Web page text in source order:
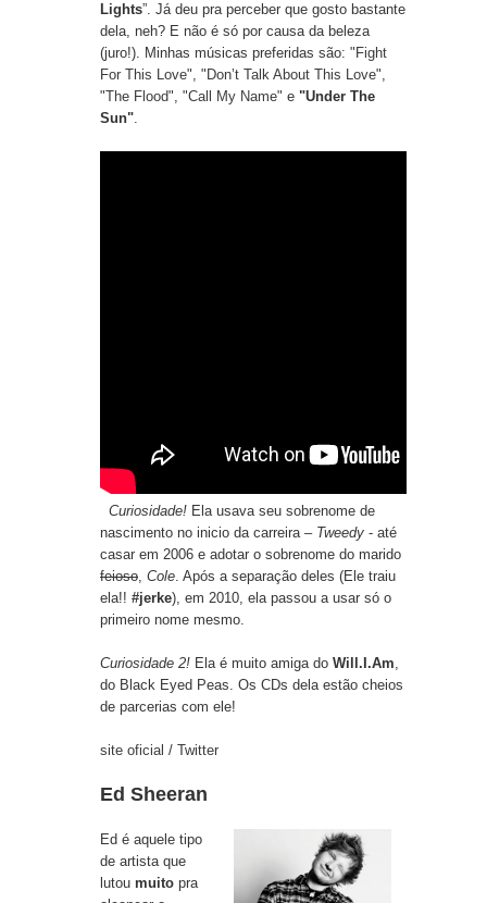
Lights”. Já deu pra perceber que gosto bastante
dela, neh? E não é só por causa da beleza
(juro!). Minhas músicas preferidas são: "Fight
For This Love", " Don’t Talk About This Love",
"The Flood", "Call My Name" e "Under The
Sun".
Curiosidade! Ela usava seu sobrenome de
nascimento no inicio da carreira – Tweedy - até
casar em 2006 e adotar o sobrenome do marido
feioso, Cole. Após a separação deles (Ele traiu
ela!! #jerke), em 2010, ela passou a usar só o
primeiro nome mesmo.
Curiosidade 2! Ela é muito amiga do Will.I.Am,
do Black Eyed Peas. Os CDs dela estão cheios
de parcerias com ele!
site oficial / Twitter
Ed Sheeran
Ed é aquele tipo
de artista que
lutou muito pra